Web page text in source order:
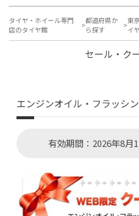
タイヤ・ホイール専門
店のタイヤ館
都道府県か
ら探す
東
イ
セール・ク
エンジンオイル・フラッシ
有効期間：2026年8月